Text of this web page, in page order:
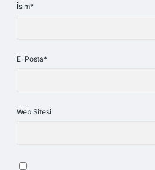
İsim*
E-Posta*
Web Sitesi